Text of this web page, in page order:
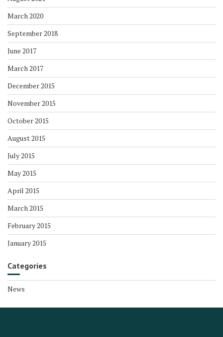
March 2020
September 2018
June 2017
March 2017
December 2015
November 2015
October 2015
August 2015
July 2015
May 2015
April 2015
March 2015
February 2015
January 2015
Categories
News